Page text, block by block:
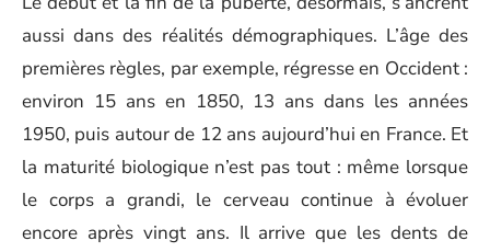
aussi dans des réalités démographiques. L’âge des
premières règles, par exemple, régresse en Occident :
environ 15 ans en 1850, 13 ans dans les années
1950, puis autour de 12 ans aujourd’hui en France. Et
la maturité biologique n’est pas tout : même lorsque
le corps a grandi, le cerveau continue à évoluer
encore après vingt ans. Il arrive que les dents de